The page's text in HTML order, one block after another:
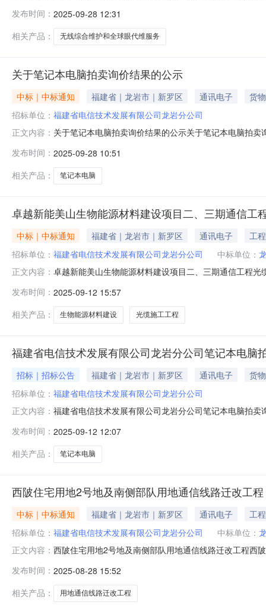
发布时间： 2025-09-28 12:31
相关产品：
无线综合维护和全球眼代维服务
关于笔记本电脑拍卖询价结果的公示
中标｜中标通知 福建省｜龙岩市｜新罗区 通讯电子
货物
招标单位： 福建省电信技术发展有限公司龙岩分公司
正文内容： 关于笔记本电脑拍卖询价结果的公示关于笔记本电脑拍
标人提出。特此公示！联系人：杨文强电话：
发布时间： 2025-09-28 10:51
相关产品：
笔记本电脑
卓越新能美山生物能源材料建设项目二、三期通信工
中标｜中标通知 福建省｜龙岩市｜新罗区 通讯电子
工程
招标单位： 福建省电信技术发展有限公司龙岩分公司 中标单位：
正文内容： 卓越新能美山生物能源材料建设项目二、三期通信工程
能美山生物能源材料建设项目二、三期通信工程光缆施
有限公司龙岩分公司采购单位地址：
发布时间： 2025-09-12 15:57
相关产品：
生物能源材料建设 光缆施工工程
福建省电信技术发展有限公司龙岩分公司笔记本电脑
招标｜招标公告 福建省｜龙岩市｜新罗区 通讯电子
货物
招标单位： 福建省电信技术发展有限公司龙岩分公司
正文内容： 福建省电信技术发展有限公司龙岩分公司笔记本电脑拍卖
发布时间： 2025-09-12 12:07
相关产品：
笔记本电脑
西陂住宅用地2号地及南侧部队用地通信线路迁改工程
中标｜中标通知 福建省｜龙岩市｜新罗区 通讯电子
工程
招标单位： 福建省电信技术发展有限公司龙岩分公司 中标单位：
正文内容： 西陂住宅用地2号地及南侧部队用地通信线路迁改工程西
方式：项目联系人：邱曼项目联系电话：0597-2365011
大厦五楼采购单位联系方式：0
发布时间： 2025-08-28 15:52
相关产品：
用地通信线路迁改工程